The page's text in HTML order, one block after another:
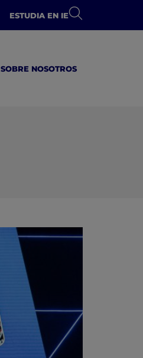
ESTUDIA EN IE
SOBRE NOSOTROS